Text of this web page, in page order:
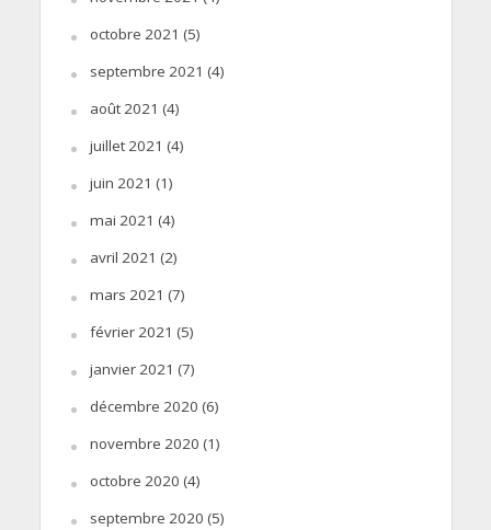
octobre 2021 (5)
septembre 2021 (4)
août 2021 (4)
juillet 2021 (4)
juin 2021 (1)
mai 2021 (4)
avril 2021 (2)
mars 2021 (7)
février 2021 (5)
janvier 2021 (7)
décembre 2020 (6)
novembre 2020 (1)
octobre 2020 (4)
septembre 2020 (5)